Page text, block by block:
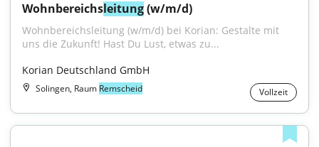
Wohnbereichsleitung (w/m/d)
Wohnbereichsleitung (w/m/d) bei Korian: Gestalte mit
uns die Zukunft! Hast Du Lust, etwas zu...
Korian Deutschland GmbH
Solingen, Raum Remscheid Vollzeit